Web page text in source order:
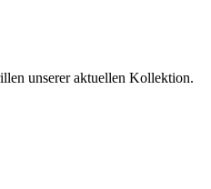
unserer aktuellen Kollektion.